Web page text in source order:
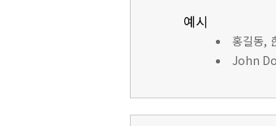
예시
홍길동,
John